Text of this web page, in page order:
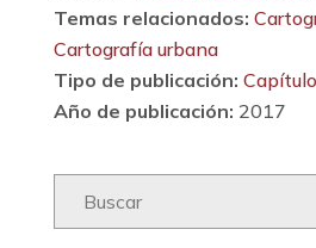
Temas relacionados:
Cartografía urbana
Tipo de publicación: Capítulo
Año de publicación: 2017